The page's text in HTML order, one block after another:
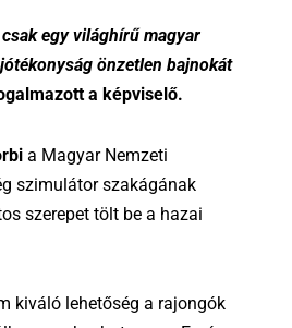
egy világhírű magyar
önzetlen bajnokát
a képviselő.
a Magyar Nemzeti
szimulátor szakágának
szerepet tölt be a hazai
kiváló lehetőség a rajongók